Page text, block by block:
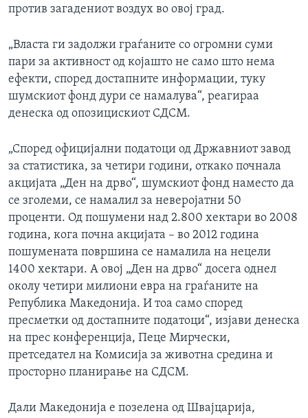
против загадениот воздух во овој град.
„Власта ги задолжи граѓаните со огромни суми
пари за активност од којашто не само што нема
ефекти, според достапните информации, туку
шумскиот фонд дури се намалува“, реагираа
денеска од опозицискиот СДСМ.
„Според официјални податоци од Државниот завод
за статистика, за четири години, откако почнала
акцијата „Ден на дрво“, шумскиот фонд наместо да
се зголеми, се намалил за неверојатни 50
проценти. Од пошумени над 2.800 хектари во 2008
година, кога почна акцијата – во 2012 година
пошумената површина се намалила на нецели
1400 хектари. А овој „Ден на дрво“ досега однел
околу четири милиони евра на граѓаните на
Република Македонија. И тоа само според
пресметки од достапните податоци“, изјави денеска
на прес конференција, Пеце Мирчески,
претседател на Комисија за животна средина и
просторно планирање на СДСМ.
Дали Македонија е позелена од Швајцарија,